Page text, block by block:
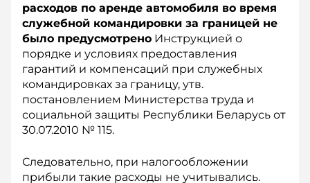
расходов по аренде автомобиля во время
служебной командировки за границей не
было предусмотрено Инструкцией о
порядке и условиях предоставления
гарантий и компенсаций при служебных
командировках за границу, утв.
постановлением Министерства труда и
социальной защиты Республики Беларусь от
30.07.2010 № 115.
Следовательно, при налогообложении
прибыли такие расходы не учитывались.